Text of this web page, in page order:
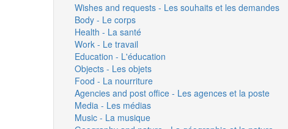
Wishes and requests - Les souhaits et les demandes
Body - Le corps
Health - La santé
Work - Le travail
Education - L'éducation
Objects - Les objets
Food - La nourriture
Agencies and post office - Les agences et la poste
Media - Les médias
Music - La musique